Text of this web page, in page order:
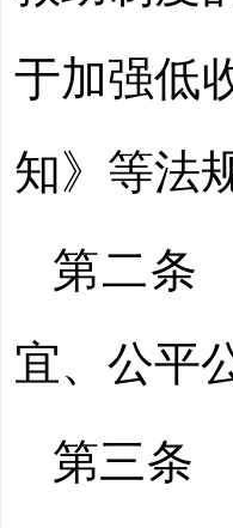
于加强低
知》等法
第二条
宜、公平
第三条